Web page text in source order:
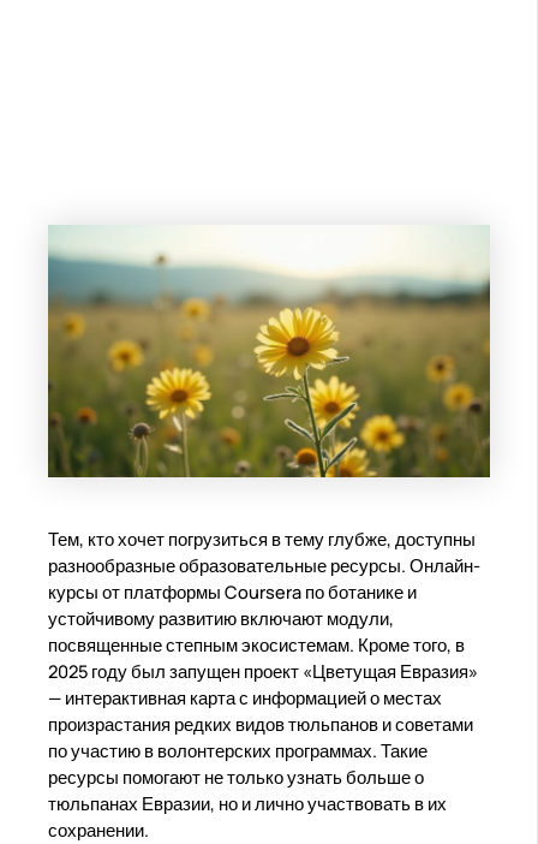
Тем, кто хочет погрузиться в тему глубже, доступны
разнообразные образовательные ресурсы. Онлайн-
курсы от платформы Coursera по ботанике и
устойчивому развитию включают модули,
посвященные степным экосистемам. Кроме того, в
2025 году был запущен проект «Цветущая Евразия»
— интерактивная карта с информацией о местах
произрастания редких видов тюльпанов и советами
по участию в волонтерских программах. Такие
ресурсы помогают не только узнать больше о
тюльпанах Евразии, но и лично участвовать в их
сохранении.